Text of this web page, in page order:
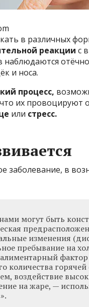
в различных
реакции с
наблюдаются
и носа.
процесс,
их провоцируют
или стресс.
заболевание, в
могут быть
изменения
пребывание на
количества
воздействие
на жаре, —